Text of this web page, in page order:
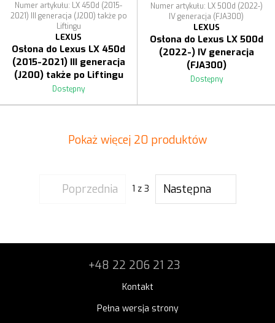
Numer artykułu: LX 450d (2015-
2021) III generacja (J200) także po
Liftingu
LEXUS
Osłona do Lexus LX 450d
(2015-2021) III generacja
(J200) także po Liftingu
Dostępny
Numer artykułu: LX 500d (2022-)
IV generacja (FJA300)
LEXUS
Osłona do Lexus LX 500d
(2022-) IV generacja
(FJA300)
Dostępny
Pokaż więcej 20 produktów
Poprzednia 1 z 3 Następna
+48 22 206 21 23
Kontakt
Pełna wersja strony